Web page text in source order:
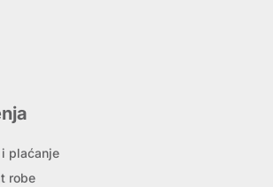
plaćanje
robe